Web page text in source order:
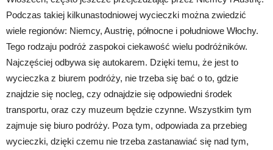
Podczas takiej kilkunastodniowej wycieczki można zwiedzić
wiele regionów: Niemcy, Austrię, północne i południowe Włochy.
Tego rodzaju podróż zaspokoi ciekawość wielu podróżników.
Najczęściej odbywa się autokarem. Dzięki temu, że jest to
wycieczka z biurem podróży, nie trzeba się bać o to, gdzie
znajdzie się nocleg, czy odnajdzie się odpowiedni środek
transportu, oraz czy muzeum będzie czynne. Wszystkim tym
zajmuje się biuro podróży. Poza tym, odpowiada za przebieg
wycieczki, dzięki czemu nie trzeba zastanawiać się nad tym,